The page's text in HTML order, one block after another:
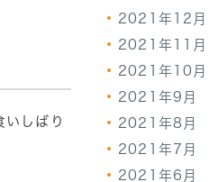
いしばり
2021年12月
2021年11月
2021年10月
2021年9月
2021年8月
2021年7月
2021年6月